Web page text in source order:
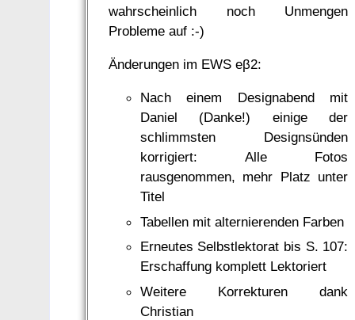
wahrscheinlich noch Unmengen
Probleme auf :-)
Änderungen im EWS eβ2:
Nach einem Designabend mit
Daniel (Danke!) einige der
schlimmsten Designsünden
korrigiert: Alle Fotos
rausgenommen, mehr Platz unter
Titel
Tabellen mit alternierenden Farben
Erneutes Selbstlektorat bis S. 107:
Erschaffung komplett Lektoriert
Weitere Korrekturen dank
Christian